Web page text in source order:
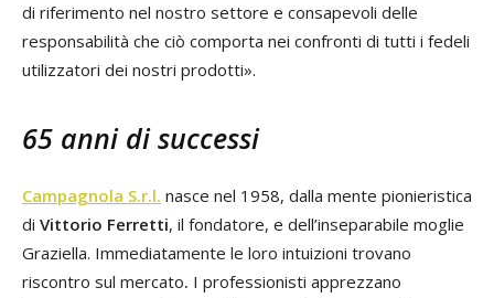
di riferimento nel nostro settore e consapevoli delle
responsabilità che ciò comporta nei confronti di tutti i fedeli
utilizzatori dei nostri prodotti».
65 anni di successi
Campagnola S.r.l. nasce nel 1958, dalla mente pionieristica
di Vittorio Ferretti, il fondatore, e dell’inseparabile moglie
Graziella. Immediatamente le loro intuizioni trovano
riscontro sul mercato. I professionisti apprezzano